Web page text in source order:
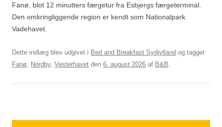
Fanø, blot 12 minutters færgetur fra Esbjergs færgeterminal.
Den omkringliggende region er kendt som Nationalpark
Vadehavet.
Dette indlæg blev udgivet i Bed and Breakfast Sydjylland og tagget
Fanø Nordby, Vesterhavet den 6. august 2026 af B&B